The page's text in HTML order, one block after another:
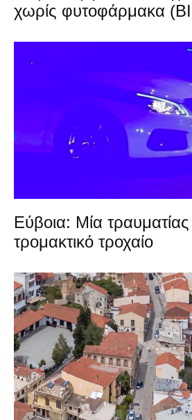
χωρίς φυτοφάρμακα
Εύβοια: Μία
τρομακτικό τροχαίο